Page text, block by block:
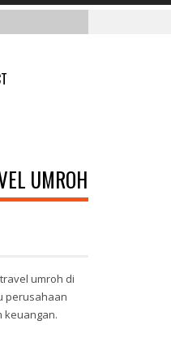
UMROH
umroh di
perusahaan
keuangan.